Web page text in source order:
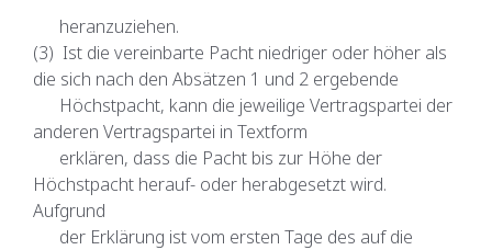
heranzuziehen.
(3) Ist die vereinbarte Pacht niedriger oder höher als
die sich nach den Absätzen 1 und 2 ergebende
Höchstpacht, kann die jeweilige Vertragspartei der
anderen Vertragspartei in Textform
erklären, dass die Pacht bis zur Höhe der
Höchstpacht herauf- oder herabgesetzt wird.
Aufgrund
der Erklärung ist vom ersten Tage des auf die